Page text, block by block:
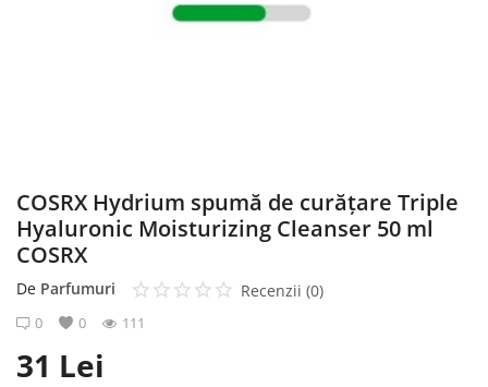
COSRX Hydrium spumă de curățare Triple
Hyaluronic Moisturizing Cleanser 50 ml
COSRX
De Parfumuri Recenzii (0)
0 0 111
31 Lei